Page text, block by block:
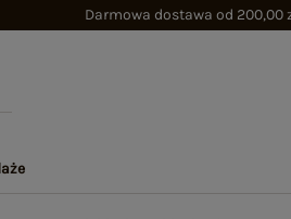
Darmowa dostawa od 200,00